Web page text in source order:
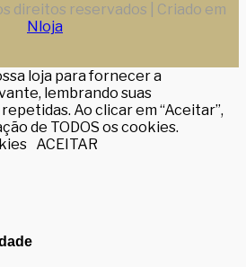
direitos reservados | Criado em
Nloja
loja para fornecer a
lembrando suas
Ao clicar em “Aceitar”,
de TODOS os cookies.
ACEITAR